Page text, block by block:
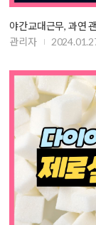
야간교대근무, 과연
관리자